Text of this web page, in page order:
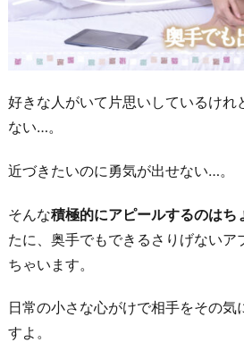
好きな人がいて片思いしているけれ
ない…。
近づきたいのに勇気が出せない…。
そんな積極的にアピールするのはち
たに、奥手でもできるさりげないア
ちゃいます。
日常の小さな心がけで相手をその気
すよ。